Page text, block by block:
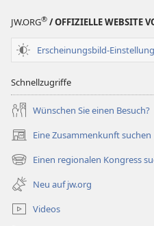
JW.ORG® / OFFIZIELLE WEBSITE
Erscheinungsbild-
Schnellzugriffe
Wünschen Sie einen Besuch?
Eine Zusammenkunft suchen
(öffnet
neues
Fenster)
Einen regionalen Kongress
(öffnet
neues
Fenster)
Neu auf jw.org
Videos